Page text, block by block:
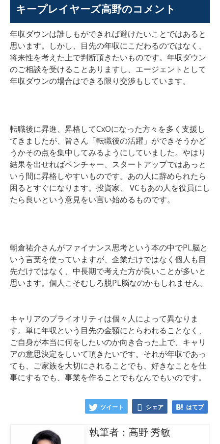
キープレイヤーズ高野のコメント
年収ダウンは誰しもができれば避けたいことではあると
思います。しかし、目先の年収にこだわるのではなく、
将来性を考えた上で判断頂きたいものです。年収ダウン
のご相談を受けることありますし、エージェントとして
年収ダウンの場合はできる限り交渉もしています。
転職後に昇進、昇格してCxOになった方々を多く支援し
てきましたが、皆さん「転職後の活躍」ができそうかど
うかその点を集中してみるようにしていました。やはり
結果を出せればベンチャー、スタートアップではあっと
いう間に昇格しやすいものです。あの人に辞められたら
困るとすぐになります。投資家、 VCもあの人を役員にし
たら良いという意見をい言い始めるものです。
朝倉祐介さんがファイナンス思考という本の中でPL脳と
いう言葉を使っていますが、企業だけではなく個人も目
先だけではなく、中長期で考えた方が良いことが多いと
思います。個人こそむしろ脱PL脳なのかもしれません。
キャリアのプライオリティは個々人によって異なりま
す。単に年収という目先の金額にとらわれることなく、
ご自身が本当に何をしたいのか向き合った上で、キャリ
アの意思決定をしいて頂きたいです。それが年収であっ
ても、ご家族を大切にされることでも、好きなことを仕
事にするでも、事業を作ることでもなんでもいのです。
ツイート シェア はてブ
執筆者：高野 秀敏